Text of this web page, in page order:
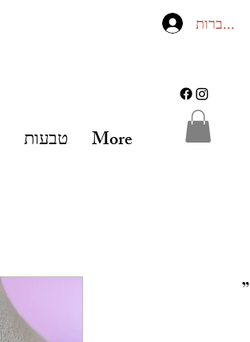
להתחברות
טבעות More